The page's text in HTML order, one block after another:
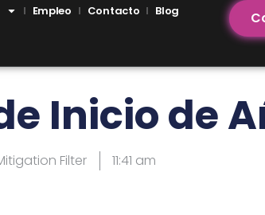
Empleo Contacto Blog
Inicio de
Filter 11:41 am